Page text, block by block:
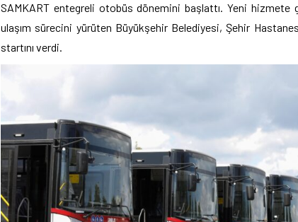
SAMKART entegreli otobüs dönemini başlattı. Yeni hizmete
ulaşım sürecini yürüten Büyükşehir Belediyesi, Şehir
startını verdi.